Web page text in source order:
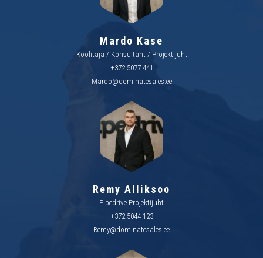
Mardo Kase
Koolitaja / Konsultant / Projektijuht
+372 5077 441
Mardo@dominatesales.ee
Remy Alliksoo
Pipedrive Projektijuht
+372 5044 123
Remy@dominatesales.ee